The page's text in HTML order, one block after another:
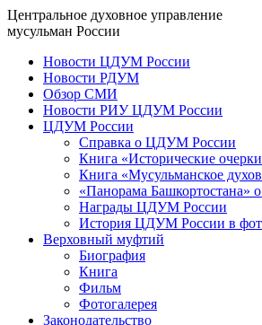
Центральное духовное управление
мусульман России
Новости ЦДУМ России
Новости РДУМ
Обзор СМИ
Новости РИУ ЦДУМ России
ЦДУМ России
Справка о ЦДУМ России
Книга «Исторические
Книга «Мусульманское
«Панорама
Награды ЦДУМ России
История ЦДУМ России в
Верховный муфтий
Биография
Книга
Фильм
Фотогалерея
Законодательство